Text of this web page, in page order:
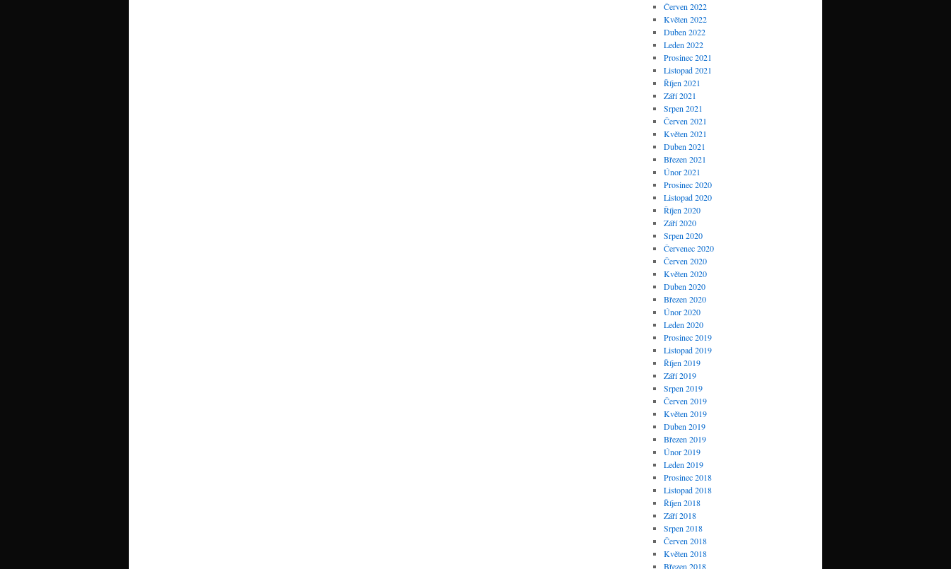
Červen 2022
Květen 2022
Duben 2022
Leden 2022
Prosinec 2021
Listopad 2021
Říjen 2021
Září 2021
Srpen 2021
Červen 2021
Květen 2021
Duben 2021
Březen 2021
Únor 2021
Prosinec 2020
Listopad 2020
Říjen 2020
Září 2020
Srpen 2020
Červenec 2020
Červen 2020
Květen 2020
Duben 2020
Březen 2020
Únor 2020
Leden 2020
Prosinec 2019
Listopad 2019
Říjen 2019
Září 2019
Srpen 2019
Červen 2019
Květen 2019
Duben 2019
Březen 2019
Únor 2019
Leden 2019
Prosinec 2018
Listopad 2018
Říjen 2018
Září 2018
Srpen 2018
Červen 2018
Květen 2018
Březen 2018